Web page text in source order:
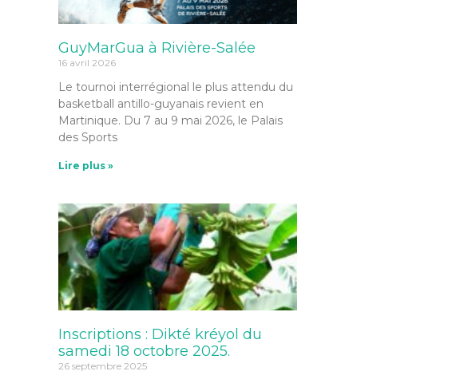
GuyMarGua à Rivière-Salée
16 avril 2026
Le tournoi interrégional le plus attendu du
basketball antillo-guyanais revient en
Martinique. Du 7 au 9 mai 2026, le Palais
des Sports
Lire plus »
Inscriptions : Dikté kréyol du
samedi 18 octobre 2025.
26 septembre 2025